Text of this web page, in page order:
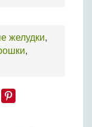
желудки,
,